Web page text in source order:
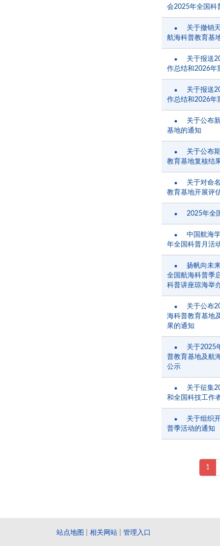
会2025年全国科
关于撤销
航海科普教育基
关于报送
作总结和2026年
关于报送
作总结和2026年
关于公布
基地的通知
关于公布
教育基地复核结
关于对命
教育基地开展评
2025年全
中国航海
年全国科普月活
扬帆向未
全国航海科普季
科普讲座琼海举
关于公布
海科普教育基地
果的通知
关于2025
普教育基地及航
公示
关于征集
和全国科技工作
关于组织
普季活动的通知
1
站点地图 相关网站 管理入口